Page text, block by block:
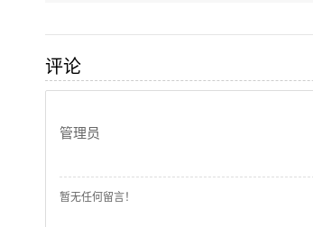
评论
管理员
暂无任何留言！